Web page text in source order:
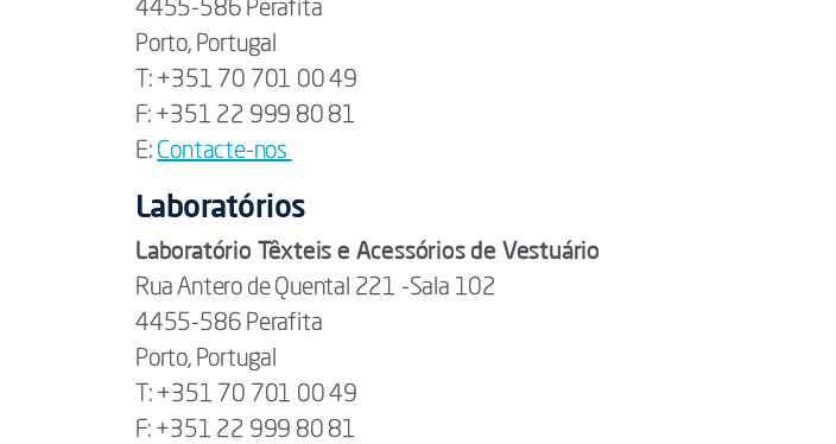
4455-586 Perafita
Porto, Portugal
T: +351 70 701 00 49
F: +351 22 999 80 81
E: Contacte-nos
Laboratórios
Laboratório Têxteis e Acessórios de Vestuário
Rua Antero de Quental 221 -Sala 102
4455-586 Perafita
Porto, Portugal
T: +351 70 701 00 49
F: +351 22 999 80 81